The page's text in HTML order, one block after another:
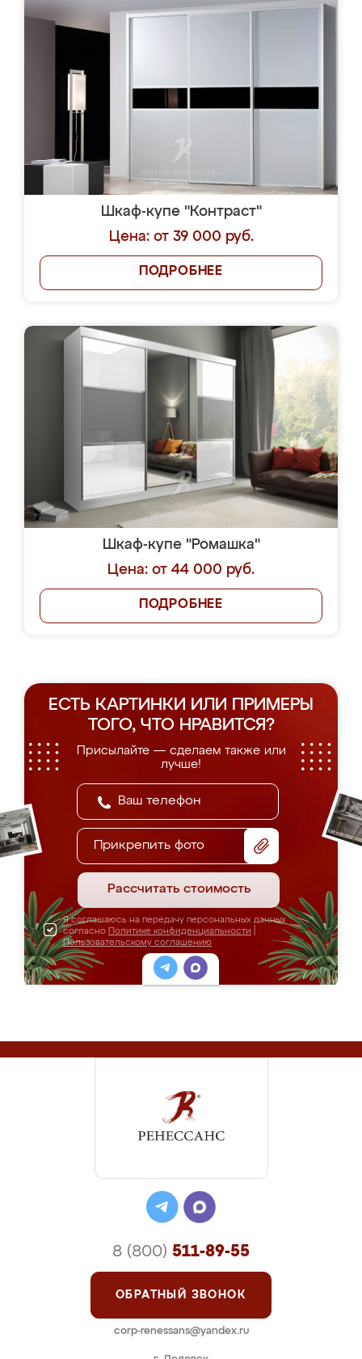
Шкаф-купе "Контраст"
Цена: от 39 000 руб.
ПОДРОБНЕЕ
Шкаф-купе "Ромашка"
Цена: от 44 000 руб.
ПОДРОБНЕЕ
ЕСТЬ КАРТИНКИ ИЛИ ПРИМЕРЫ
ТОГО, ЧТО НРАВИТСЯ?
Присылайте — сделаем также или
лучше!
Прикрепить фото
Рассчитать стоимость
Я соглашаюсь на передачу персональных данных
согласно Политике конфиденциальности
Пользовательскому соглашению
8 (800) 511-89-55
ОБРАТНЫЙ ЗВОНОК
corp-renessans@yandex.ru